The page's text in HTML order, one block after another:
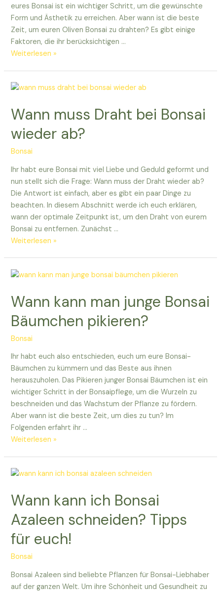
eures Bonsai ist ein wichtiger Schritt, um die gewünschte
Form und Ästhetik zu erreichen. Aber wann ist die beste
Zeit, um euren Oliven Bonsai zu drahten? Es gibt einige
Faktoren, die ihr berücksichtigen …
Wann
Oliven
am
drahten
solltet
Weiterlesen »
Wann muss Draht bei Bonsai
wieder ab?
Bonsai
Ihr habt eure Bonsai mit viel Liebe und Geduld geformt und
nun stellt sich die Frage: Wann muss der Draht wieder ab?
Die Antwort ist einfach, aber es gibt ein paar Dinge zu
beachten. In diesem Abschnitt werde ich euch erklären,
wann der optimale Zeitpunkt ist, um den Draht von eurem
Bonsai zu entfernen. Zunächst …
Wann
bei
wieder
Weiterlesen »
Wann kann man junge Bonsai
Bäumchen pikieren?
Bonsai
Ihr habt euch also entschieden, euch um eure Bonsai-
Bäumchen zu kümmern und das Beste aus ihnen
herauszuholen. Das Pikieren junger Bonsai Bäumchen ist ein
wichtiger Schritt in der Bonsaipflege, um die Wurzeln zu
beschneiden und das Wachstum der Pflanze zu fördern.
Aber wann ist die beste Zeit, um dies zu tun? Im
Folgenden erfahrt ihr …
Wann
junge
Bäumchen
Weiterlesen »
Wann kann ich Bonsai
Azaleen schneiden? Tipps
für euch!
Bonsai
Bonsai Azaleen sind beliebte Pflanzen für Bonsai-Liebhaber
auf der ganzen Welt. Um ihre Schönheit und Gesundheit zu